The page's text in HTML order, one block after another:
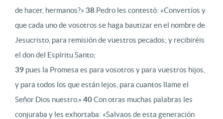
de hacer, hermanos?» 38 Pedro les contestó: «Convertíos y
que cada uno de vosotros se haga bautizar en el nombre de
Jesucristo, para remisión de vuestros pecados; y recibiréis
el don del Espíritu Santo;
39 pues la Promesa es para vosotros y para vuestros hijos,
y para todos los que están lejos, para cuantos llame el
Señor Dios nuestro.» 40Con otras muchas palabras les
conjuraba y les exhortaba: «Salvaos de esta generación